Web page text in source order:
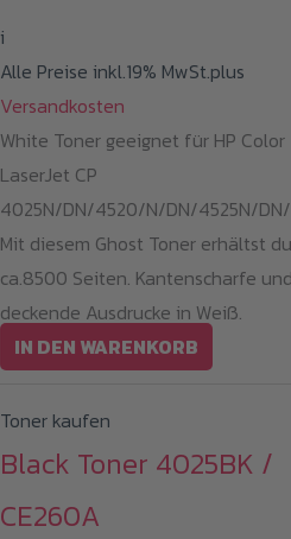
i
Alle Preise inkl.19% MwSt.plus
Versandkosten
White Toner geeignet für HP Color
LaserJet CP
4025N/DN/4520/N/DN/4525N/
Mit diesem Ghost Toner erhältst
ca.8500 Seiten. Kantenscharfe
deckende Ausdrucke in Weiß.
IN DEN WARENKORB
Toner kaufen
Black Toner 4025BK /
CE260A